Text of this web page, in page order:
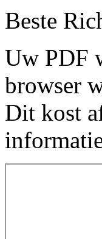
Beste
Uw PDF
browser
Dit kost